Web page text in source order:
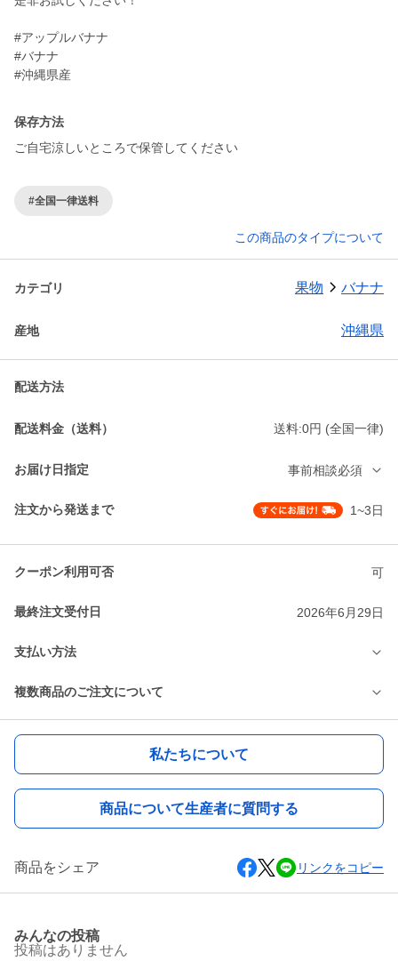
#アップルバナナ
#バナナ
#沖縄県産
保存方法
ご自宅涼しいところで保管してください
#全国一律送料
この商品のタイプについて
カテゴリ 果物 バナナ
産地 沖縄県
配送方法
配送料金（送料） 送料:0円 (全国一律)
お届け日指定 事前相談必須
注文から発送まで 1~3日
クーポン利用可否 可
最終注文受付日 2026年6月29日
支払い方法
複数商品のご注文について
私たちについて
商品について生産者に質問する
商品をシェア リンクをコピー
みんなの投稿
投稿はありません